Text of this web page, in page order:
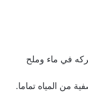
في ماء وملح
من المياه تماما.